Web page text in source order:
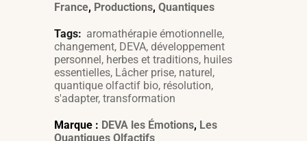
France, Productions, Quantiques
Tags: aromathérapie émotionnelle,
changement, DEVA, développement
personnel, herbes et traditions, huiles
essentielles, Lâcher prise, naturel,
quantique olfactif bio, résolution,
s'adapter, transformation
Marque : DEVA les Émotions, Les
Quantiques Olfactifs